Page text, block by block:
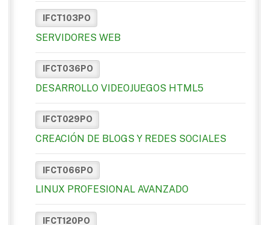
IFCT103PO
SERVIDORES WEB
IFCT036PO
DESARROLLO VIDEOJUEGOS HTML5
IFCT029PO
CREACIÓN DE BLOGS Y REDES SOCIALES
IFCT066PO
LINUX PROFESIONAL AVANZADO
IFCT120PO